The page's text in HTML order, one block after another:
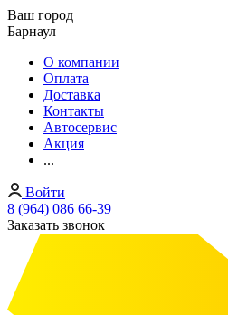
Ваш город
Барнаул
О компании
Оплата
Доставка
Контакты
Автосервис
Акция
...
Войти
8 (964) 086 66-39
Заказать звонок